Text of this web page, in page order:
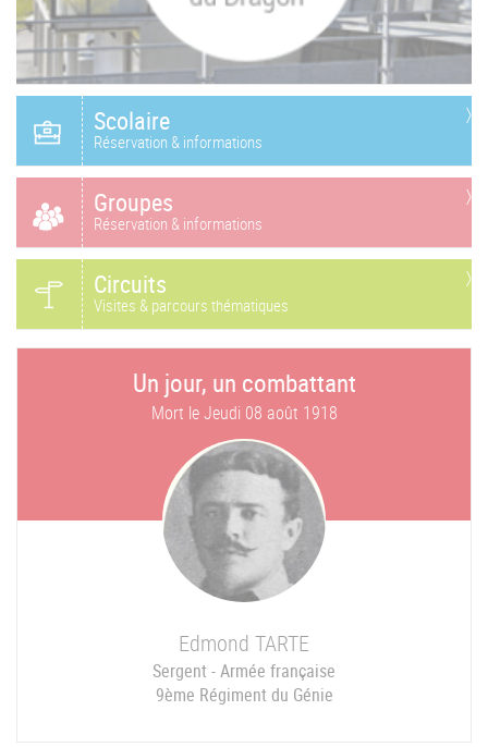
Scolaire
Réservation & informations
Groupes
Réservation & informations
Circuits
Visites & parcours thématiques
Un jour, un combattant
Mort leJeudi 08 août 1918
Edmond TARTE
Sergent - Armée française
9ème Régiment du Génie